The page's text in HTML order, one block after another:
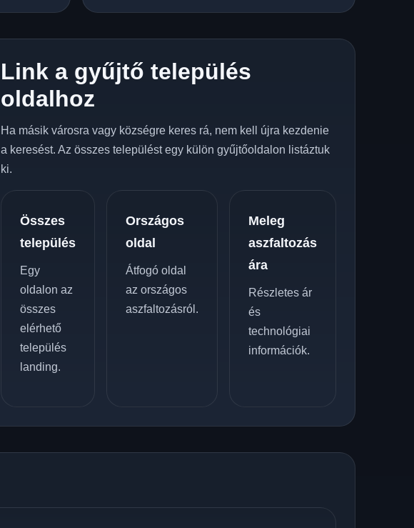
Link a gyűjtő település
oldalhoz
Ha másik városra vagy községre keres rá, nem kell újra kezdenie
a keresést. Az összes települést egy külön gyűjtőoldalon listáztuk
ki.
Összes
település
Egy
oldalon az
összes
elérhető
település
landing.
Országos
oldal
Átfogó oldal
az országos
aszfaltozásról.
Meleg
aszfaltozás
ára
Részletes ár
és
technológiai
információk.